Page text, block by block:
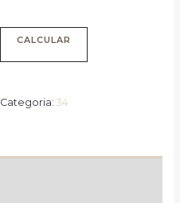
CALCULAR
Categoria: 34